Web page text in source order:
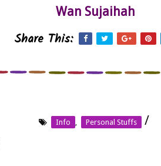
Wan Sujaihah
Share This:
Info Personal Stuffs
/